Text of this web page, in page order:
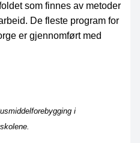
som finnes av metoder
De fleste program for
er gjennomført med
i